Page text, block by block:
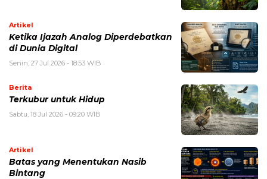
Artikel
Ketika Ijazah Analog Diperdebatkan
di Dunia Digital
Senin, 27 Jul 2026 - 18:53 WIB
Berita
Terkubur untuk Hidup
Sabtu, 18 Jul 2026 - 09:20 WIB
Artikel
Batas yang Menentukan Nasib
Bintang